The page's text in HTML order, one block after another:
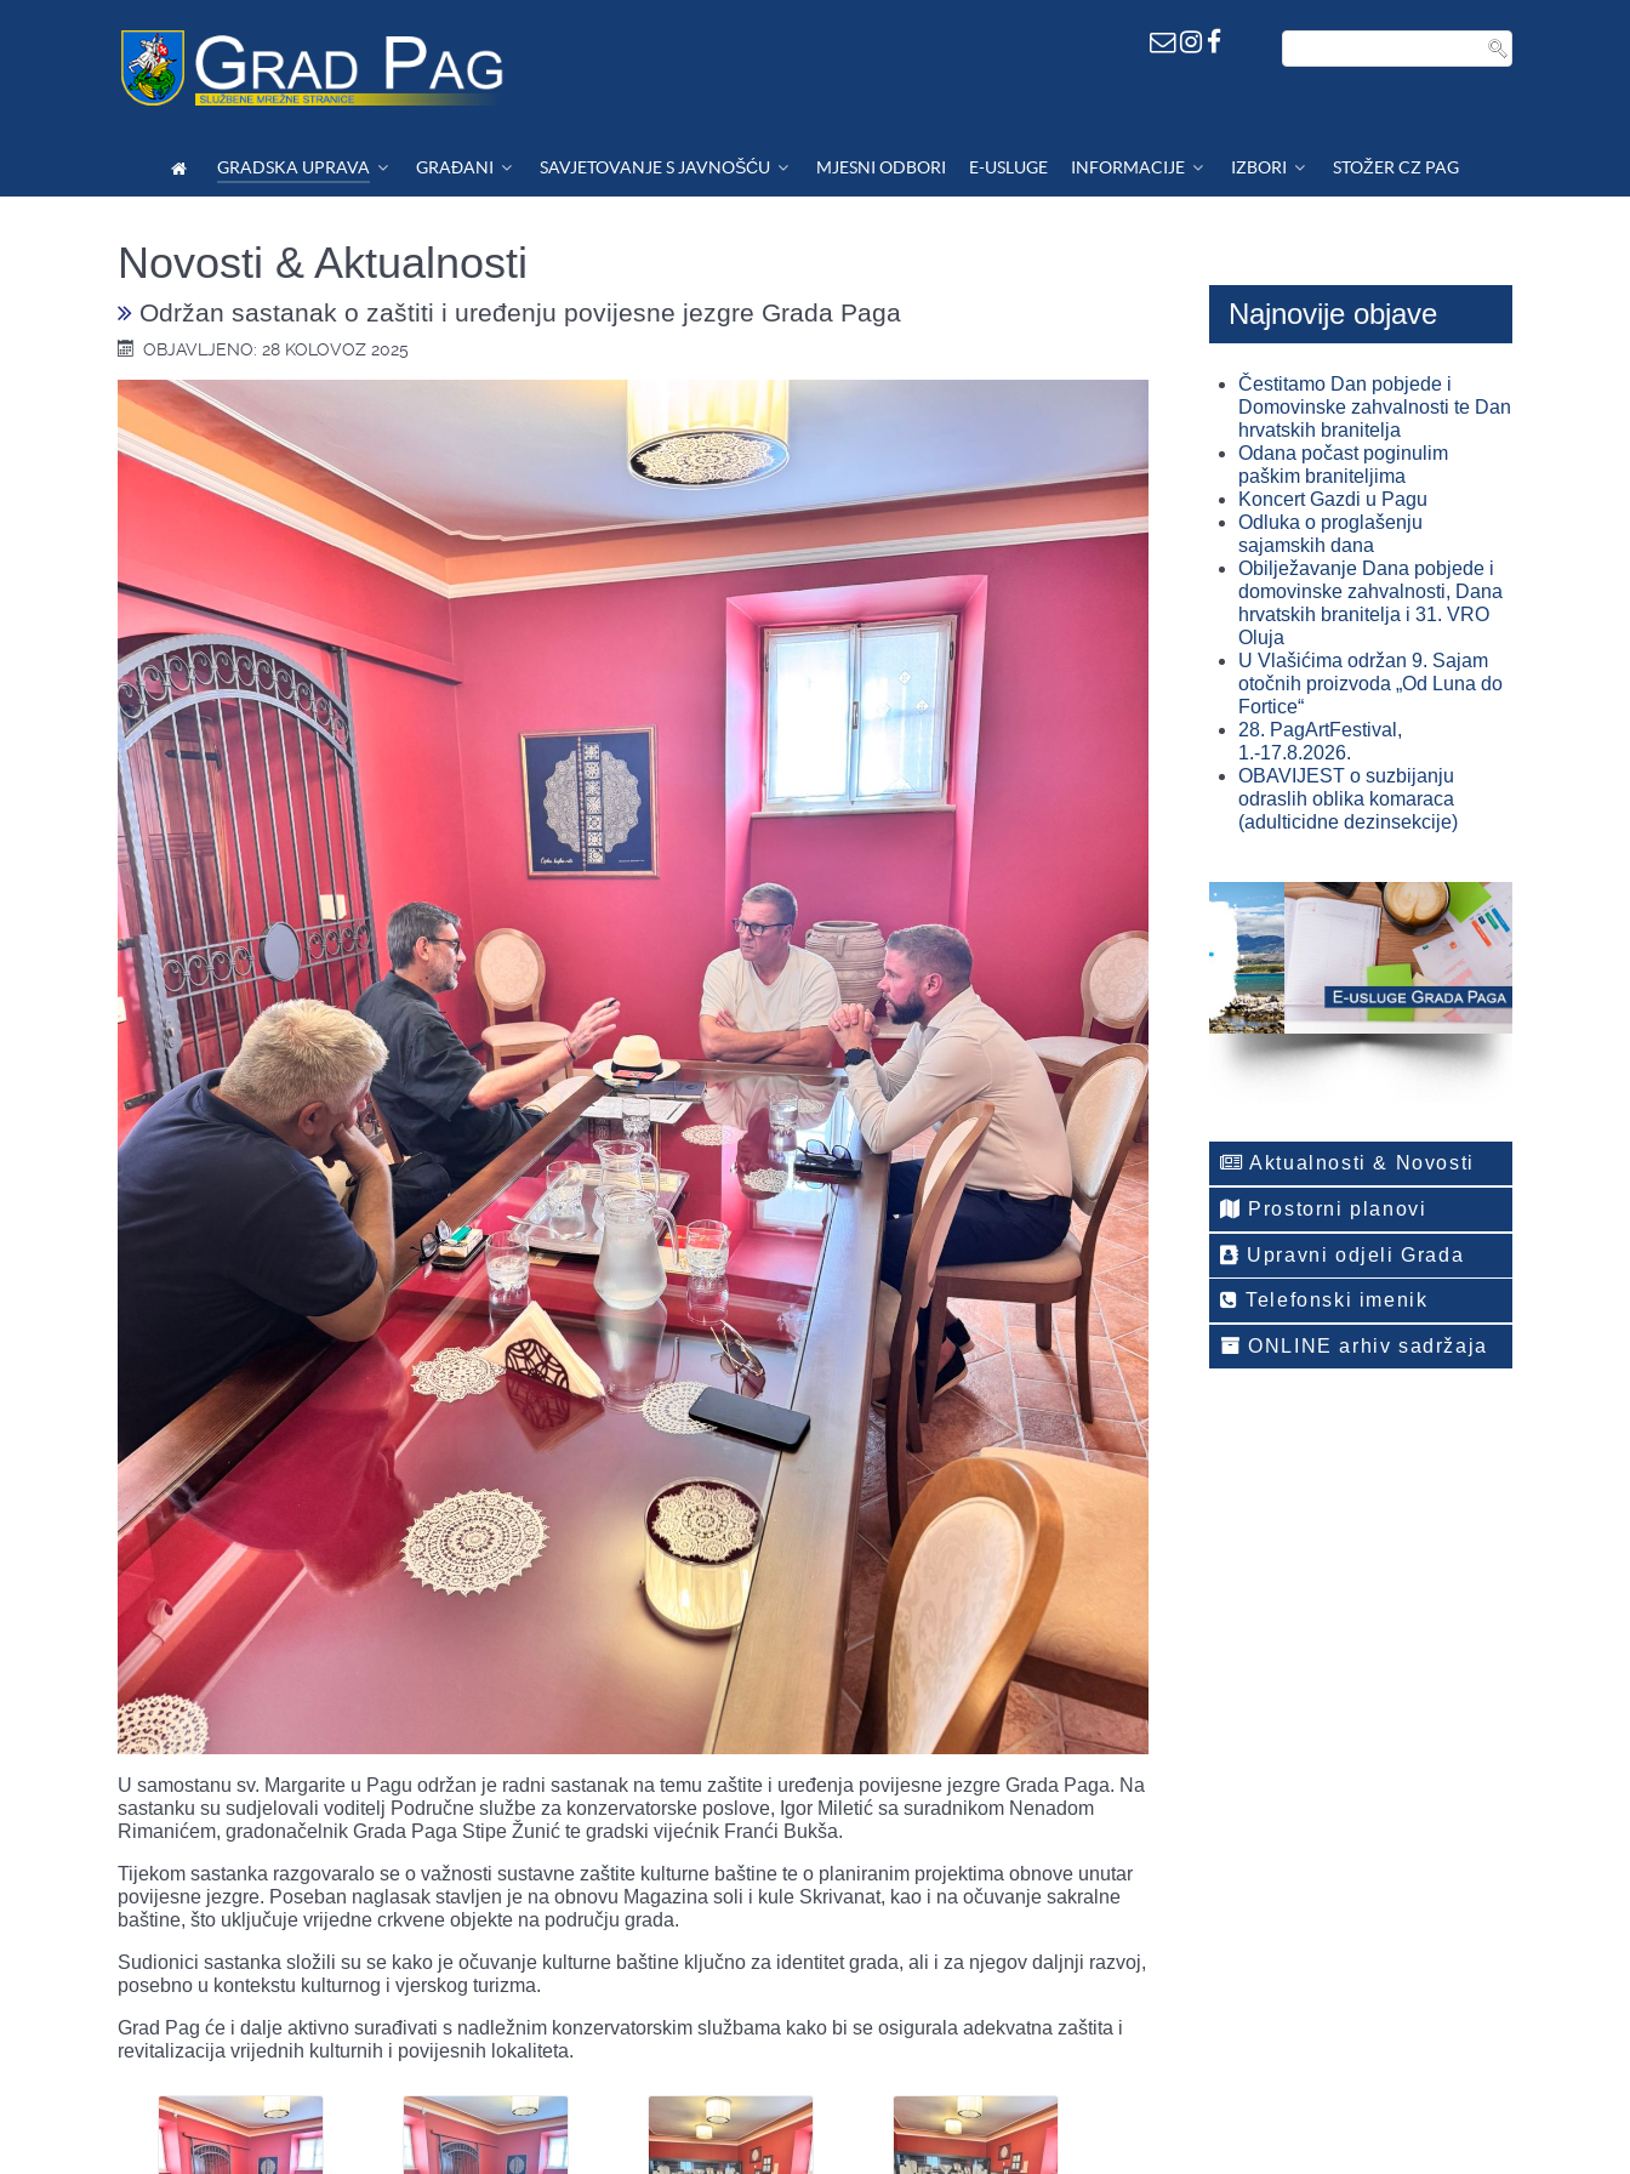
GRADSKA UPRAVA GRAĐANI SAVJETOVANJE S JAVNOŠĆU MJESNI ODBORI E-USLUGE INFORMACIJE IZBORI STOŽER CZ PAG
Novosti & Aktualnosti
Održan sastanak o zaštiti i uređenju povijesne jezgre Grada Paga
OBJAVLJENO: 28 KOLOVOZ 2025
U samostanu sv. Margarite u Pagu održan je radni sastanak na temu zaštite i uređenja povijesne jezgre Grada Paga. Na
sastanku su sudjelovali voditelj Područne službe za konzervatorske poslove, Igor Miletić sa suradnikom Nenadom
Rimanićem, gradonačelnik Grada Paga Stipe Žunić te gradski vijećnik Franći Bukša.
Tijekom sastanka razgovaralo se o važnosti sustavne zaštite kulturne baštine te o planiranim projektima obnove unutar
povijesne jezgre. Poseban naglasak stavljen je na obnovu Magazina soli i kule Skrivanat, kao i na očuvanje sakralne
baštine, što uključuje vrijedne crkvene objekte na području grada.
Sudionici sastanka složili su se kako je očuvanje kulturne baštine ključno za identitet grada, ali i za njegov daljnji razvoj,
posebno u kontekstu kulturnog i vjerskog turizma.
Grad Pag će i dalje aktivno surađivati s nadležnim konzervatorskim službama kako bi se osigurala adekvatna zaštita i
revitalizacija vrijednih kulturnih i povijesnih lokaliteta.
Najnovije objave
Čestitamo Dan pobjede i
Domovinske zahvalnosti te Dan
hrvatskih branitelja
Odana počast poginulim
paškim braniteljima
Koncert Gazdi u Pagu
Odluka o proglašenju
sajamskih dana
Obilježavanje Dana pobjede i
domovinske zahvalnosti, Dana
hrvatskih branitelja i 31. VRO
Oluja
U Vlašićima održan 9. Sajam
otočnih proizvoda „Od Luna do
Fortice“
28. PagArtFestival,
1.-17.8.2026.
OBAVIJEST o suzbijanju
odraslih oblika komaraca
(adulticidne dezinsekcije)
Aktualnosti & Novosti
Prostorni planovi
Upravni odjeli Grada
Telefonski imenik
ONLINE arhiv sadržaja